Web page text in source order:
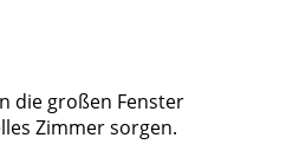
die großen Fenster
Zimmer sorgen.